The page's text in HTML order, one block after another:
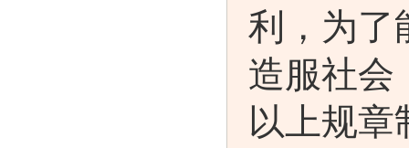
利，为了
造服社会
以上规章